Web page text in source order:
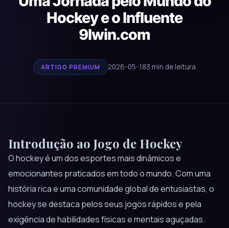
Hockey e o Influente
9lwin.com
ARTIGO PREMIUM 2026-05-183 min de leitura
Introdução ao Jogo de Hockey
O hockey é um dos esportes mais dinâmicos e
emocionantes praticados em todo o mundo. Com uma
história rica e uma comunidade global de entusiastas, o
hockey se destaca pelos seus jogos rápidos e pela
exigência de habilidades físicas e mentais aguçadas.